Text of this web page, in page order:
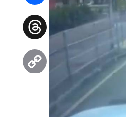
Facebook
Threads